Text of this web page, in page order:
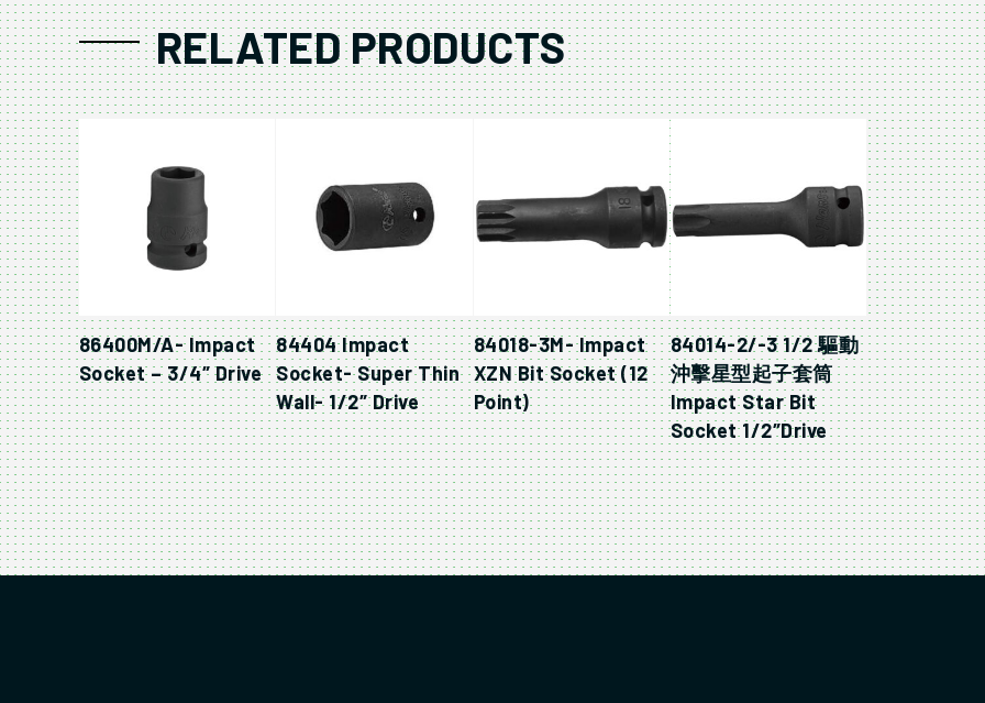
RELATED PRODUCTS
86400M/A- Impact
Socket – 3/4″ Drive
84404 Impact
Socket- Super Thin
Wall- 1/2″ Drive
84018-3M- Impact
XZN Bit Socket (12
Point)
84014-2/-3 1/2 驅動
沖擊星型起子套筒
Impact Star Bit
Socket 1/2″Drive